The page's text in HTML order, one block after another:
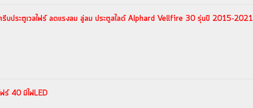
รีบประตูเวลไฟร์ ลดแรงลม ลู่ลม ประตูสไลด์ Alphard Vellfire 30 รุ่นปี 2015-2021
ร์ 40 มีไฟLED